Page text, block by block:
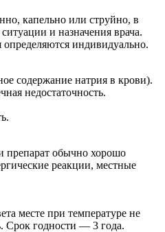
капельно или струйно, в
и назначения врача.
индивидуально.
содержание натрия в крови).
недостаточность.
обычно хорошо
реакции, местные
месте при температуре не
Срок годности — 3 года.